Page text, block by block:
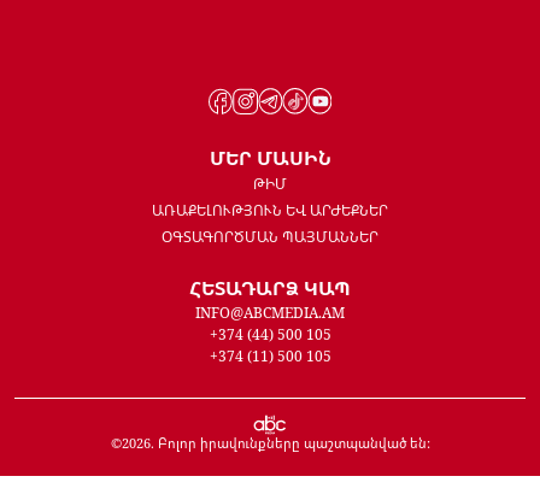
ՄԵՐ ՄԱՍԻՆ
ԹԻՄ
ԱՌԱՔԵԼՈՒԹՅՈՒՆ ԵՎ ԱՐԺԵՔՆԵՐ
ՕԳՏԱԳՈՐԾՄԱՆ ՊԱՅՄԱՆՆԵՐ
ՀԵՏԱԴԱՐՁ ԿԱՊ
INFO@ABCMEDIA.AM
+374 (44) 500 105
+374 (11) 500 105
©2026. Բոլոր իրավունքները պաշտպանված են: